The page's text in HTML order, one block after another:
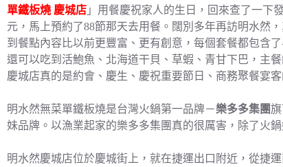
單鐵板燒 慶城店 」用餐慶祝家人的生日，回來查了一下
元，馬上預約了88節那天去用餐。闊別多年再訪明水然
到餐點內容比以前更豐富、更有創意，每個套餐都包含
還可以吃到活鮑魚、北海道干貝、草蝦、青甘下巴，主
慶城店真的是約會、慶生、慶祝重要節日、商務聚餐宴
明水然無菜單鐵板燒是台灣火鍋第一品牌－樂多多集團
妹品牌。以漁業起家的樂多多集團真的很厲害，除了火
明水然慶城店位於慶城街上，就在捷運出口附近，從捷